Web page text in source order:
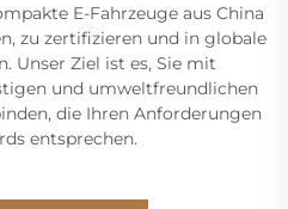
E-Fahrzeuge aus China
zu zertifizieren und in globale
Unser Ziel ist es, Sie mit
und umweltfreundlichen
die Ihren Anforderungen
entsprechen.